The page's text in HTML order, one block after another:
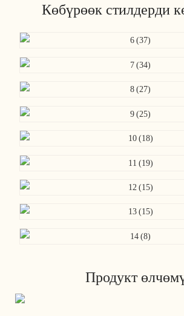
Көбүрөөк стилдерди
Продукт